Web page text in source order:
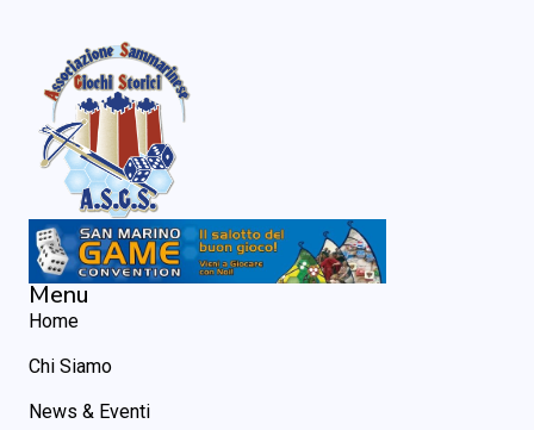
Menu
Home
Chi Siamo
News & Eventi